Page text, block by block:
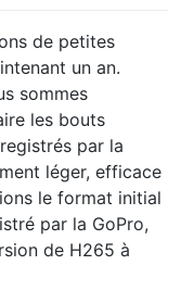
de petites
un an.
sommes
les bouts
par la
léger, efficace
le format initial
par la GoPro,
de H265 à